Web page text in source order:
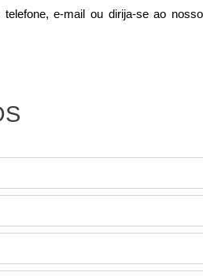
e-mail ou dirija-se ao nosso